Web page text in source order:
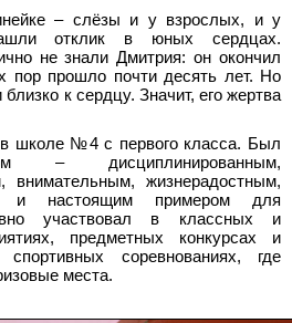
– слёзы и у взрослых, и у
отклик в юных сердцах.
не знали Дмитрия: он окончил
пор прошло почти десять лет. Но
к сердцу. Значит, его жертва
школе №4 с первого класса. Был
– дисциплинированным,
внимательным, жизнерадостным,
и настоящим примером для
участвовал в классных и
предметных конкурсах и
соревнованиях, где
места.